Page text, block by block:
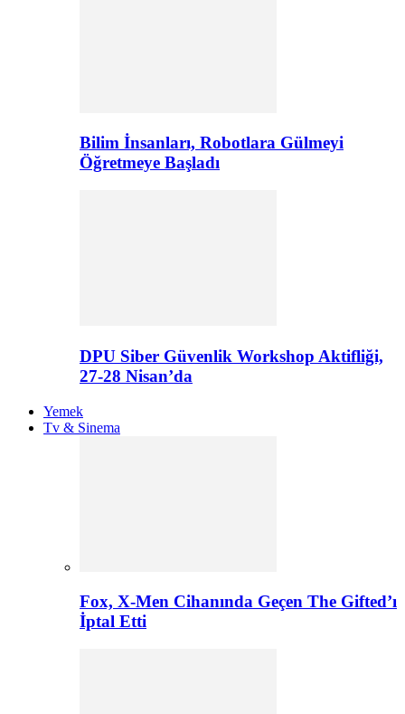
Bilim İnsanları, Robotlara Gülmeyi
Öğretmeye Başladı
DPU Siber Güvenlik Workshop Aktifliği,
27-28 Nisan’da
Yemek
Tv & Sinema
Fox, X-Men Cihanında Geçen The Gifted’ı
İptal Etti